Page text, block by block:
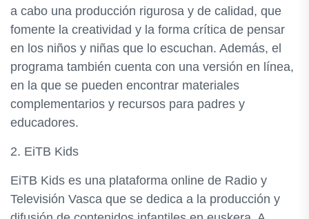
a cabo una producción rigurosa y de calidad, que
fomente la creatividad y la forma crítica de pensar
en los niños y niñas que lo escuchan. Además, el
programa también cuenta con una versión en línea,
en la que se pueden encontrar materiales
complementarios y recursos para padres y
educadores.
2. EiTB Kids
EiTB Kids es una plataforma online de Radio y
Televisión Vasca que se dedica a la producción y